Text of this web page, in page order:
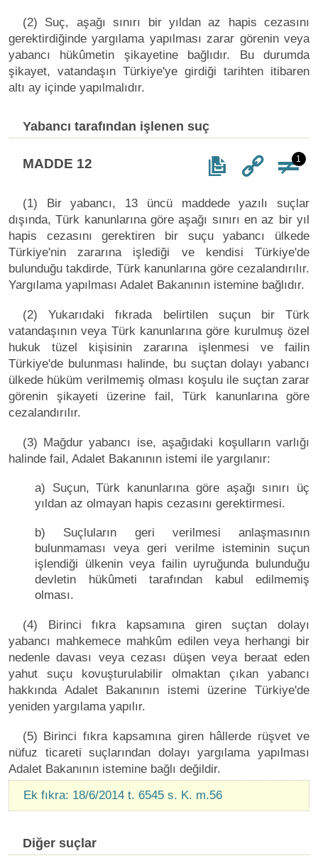
(2) Suç, aşağı sınırı bir yıldan az hapis cezasını
gerektirdiğinde yargılama yapılması zarar görenin veya
yabancı hükûmetin şikayetine bağlıdır. Bu durumda
şikayet, vatandaşın Türkiye'ye girdiği tarihten itibaren
altı ay içinde yapılmalıdır.
Yabancı tarafından işlenen suç
MADDE 12 1
(1) Bir yabancı, 13 üncü maddede yazılı suçlar
dışında, Türk kanunlarına göre aşağı sınırı en az bir yıl
hapis cezasını gerektiren bir suçu yabancı ülkede
Türkiye'nin zararına işlediği ve kendisi Türkiye'de
bulunduğu takdirde, Türk kanunlarına göre cezalandırılır.
Yargılama yapılması Adalet Bakanının istemine bağlıdır.
(2) Yukarıdaki fıkrada belirtilen suçun bir Türk
vatandaşının veya Türk kanunlarına göre kurulmuş özel
hukuk tüzel kişisinin zararına işlenmesi ve failin
Türkiye'de bulunması halinde, bu suçtan dolayı yabancı
ülkede hüküm verilmemiş olması koşulu ile suçtan zarar
görenin şikayeti üzerine fail, Türk kanunlarına göre
cezalandırılır.
(3) Mağdur yabancı ise, aşağıdaki koşulların varlığı
halinde fail, Adalet Bakanının istemi ile yargılanır:
a) Suçun, Türk kanunlarına göre aşağı sınırı üç
yıldan az olmayan hapis cezasını gerektirmesi.
b) Suçluların geri verilmesi anlaşmasının
bulunmaması veya geri verilme isteminin suçun
işlendiği ülkenin veya failin uyruğunda bulunduğu
devletin hükûmeti tarafından kabul edilmemiş
olması.
(4) Birinci fıkra kapsamına giren suçtan dolayı
yabancı mahkemece mahkûm edilen veya herhangi bir
nedenle davası veya cezası düşen veya beraat eden
yahut suçu kovuşturulabilir olmaktan çıkan yabancı
hakkında Adalet Bakanının istemi üzerine Türkiye'de
yeniden yargılama yapılır.
(5) Birinci fıkra kapsamına giren hâllerde rüşvet ve
nüfuz ticareti suçlarından dolayı yargılama yapılması
Adalet Bakanının istemine bağlı değildir.
Ek fıkra: 18/6/2014 t. 6545 s. K. m.56
Diğer suçlar